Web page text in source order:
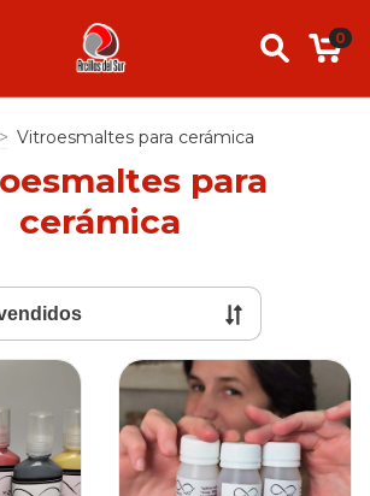
0
> Vitroesmaltes para cerámica
para
cerámica